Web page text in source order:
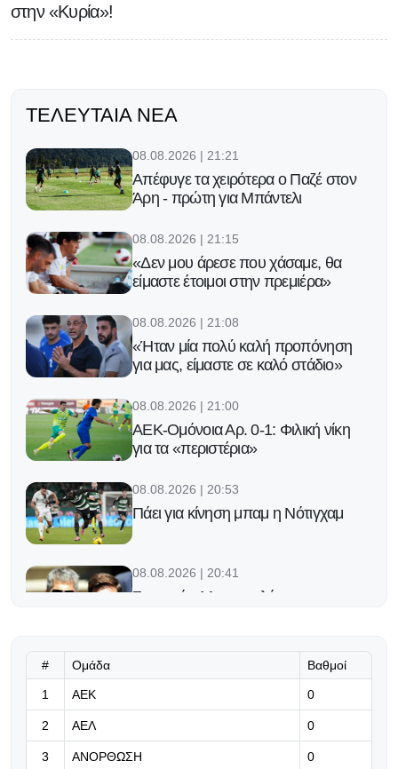
στην «Κυρία»!
ΤΕΛΕΥΤΑΊΑ ΝΈΑ
08.08.2026 | 21:21
Απέφυγε τα χειρότερα ο Παζέ στον
Άρη - πρώτη για Μπάντελι
08.08.2026 | 21:15
«Δεν μου άρεσε που χάσαμε, θα
είμαστε έτοιμοι στην πρεμιέρα»
08.08.2026 | 21:08
«Ήταν μία πολύ καλή προπόνηση
για μας, είμαστε σε καλό στάδιο»
08.08.2026 | 21:00
ΑΕΚ-Ομόνοια Αρ. 0-1: Φιλική νίκη
για τα «περιστέρια»
08.08.2026 | 20:53
Πάει για κίνηση μπαμ η Νότιγχαμ
08.08.2026 | 20:41
Συγκινεί η Μπαρτσελόνα για τον
προπόνηση (φωτορεπορτάζ)
08.08.2026 | 20:13
# Ομάδα Βαθμοί
1 ΑΕΚ 0
2 ΑΕΛ 0
3 ΑΝΟΡΘΩΣΗ 0